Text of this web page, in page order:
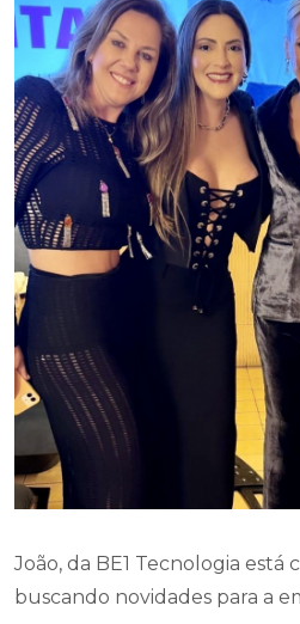
João, da BE1 Tecnologia está
buscando novidades para a